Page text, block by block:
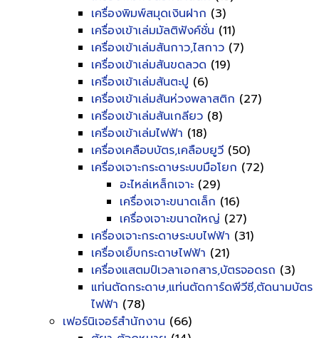
เครื่องพิมพ์สมุดเงินฝาก (3)
เครื่องเข้าเล่มมัลติฟังค์ชั่น (11)
เครื่องเข้าเล่มสันกาว,ไสกาว (7)
เครื่องเข้าเล่มสันขดลวด (19)
เครื่องเข้าเล่มสันตะปู (6)
เครื่องเข้าเล่มสันห่วงพลาสติก (27)
เครื่องเข้าเล่มสันเกลียว (8)
เครื่องเข้าเล่มไฟฟ้า (18)
เครื่องเคลือบบัตร,เคลือบยูวี (50)
เครื่องเจาะกระดาษระบบมือโยก (72)
อะไหล่เหล็กเจาะ (29)
เครื่องเจาะขนาดเล็ก (16)
เครื่องเจาะขนาดใหญ่ (27)
เครื่องเจาะกระดาษระบบไฟฟ้า (31)
เครื่องเย็บกระดาษไฟฟ้า (21)
เครื่องแสตมป์เวลาเอกสาร,บัตรจอดรถ (3)
แท่นตัดกระดาษ,แท่นตัดการ์ดพีวีซี,ตัดนามบัตร
ไฟฟ้า (78)
เฟอร์นิเจอร์สำนักงาน (66)